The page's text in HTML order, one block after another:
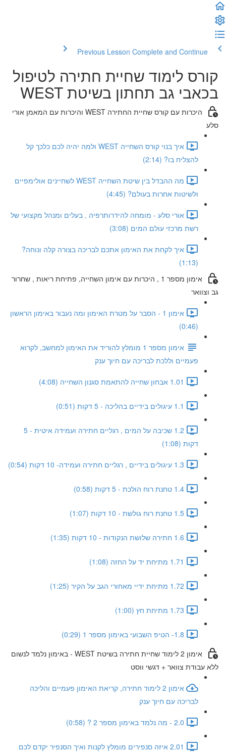
Previous Lesson Complete and Continue
קורס לימוד שחיית חתירה לטיפול
בכאבי גב תחתון בשיטת WEST
היכרות עם קורס שחיית החתירה WEST והיכרות עם המאמן אורי
סלע
איך בנוי קורס השחייה WEST ולמה יהיה לכם כלכך קל
להצליח בו? (2:14)
מה ההבדל בין שיטת השחייה WEST לשחיינים אולימפיים
ולשיטות אחרות בעולם? (4:45)
אורי סלע - מומחה להידרותרפיה , בעלים ומנהל מקצועי של
רשת מרכזי עולם המים (3:08)
איך לקחת את האימון אתכם לבריכה בצורה קלה ונוחה?
(1:13)
אימון מספר 1 , היכרות עם אימון השחייה, פתיחת ריאות , שחרור
גב וצוואר
אימון 1 - הסבר על מטרת האימון ומה נעבור באימון הראשון
(0:46)
אימון מספר 1 מומלץ להוריד את האימון למחשב, לקרוא
פעמיים וללכת לבריכה עם חיוך ענק
1.01 אבחון שחייה להתאמת סגנון השחייה (4:08)
1.1 עיגולים בידיים בהליכה - 5 דקות (0:51)
1.2 שכיבה על המים , רגליים חתירה ועמידה איטית - 5
דקות (1:08)
1.3 עיגולים בידיים , רגליים חתירה ועמידה- 10 דקות (0:54)
1.4 טחנת רוח הולכת - 5 דקות (0:58)
1.5 טחנת רוח גולשת - 10 דקות (1:07)
1.6 חתירה שלושת הנקודות - 10 דקות (1:35)
1.71 מתיחת יד על החזה (1:08)
1.72 מתיחת ידיי מאחורי הגב על הקיר (1:25)
1.73 מתיחת חץ (1:00)
1.8- הטיפ השבועי באימון מספר 1 (0:29)
אימון 2 לימוד שחיית חתירה בשיטת WEST - באימון נלמד לנשום
ללא עבודת צוואר + דגשי ווסט
אימון 2 לימוד חתירה, קריאת האימון פעמיים והליכה
לבריכה עם חיוך ענק
2.0 - מה נלמד באימון מספר 2 ? (0:58)
2.01 איזה סנפירים מומלץ לקנות ואיך הסנפיר יקדם לכם